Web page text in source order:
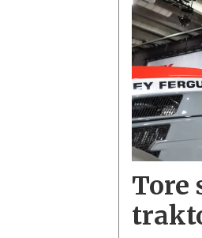
Tore